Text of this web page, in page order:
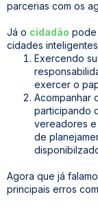
parcerias com os
Já o cidadão pode
cidades
Exercendo
exercer o
Acompanhar
participando
vereadores e
de
Agora que já
principais erros